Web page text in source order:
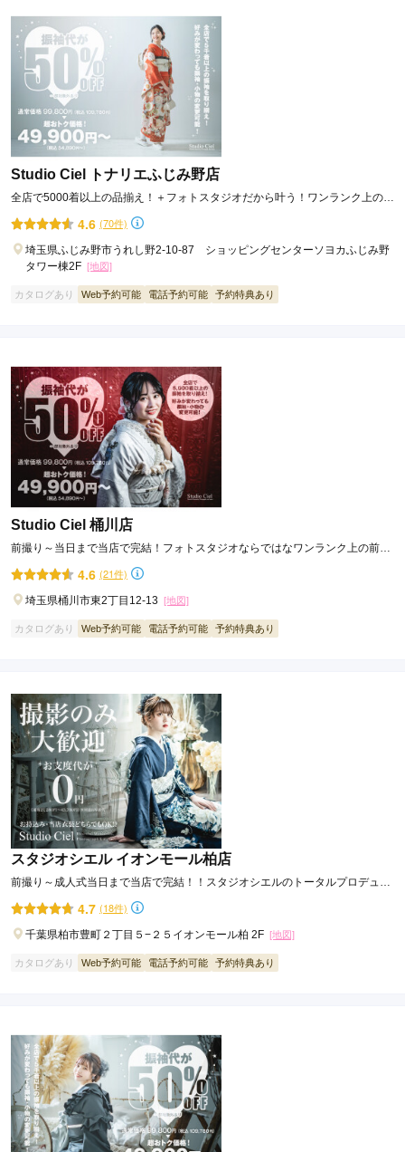
Studio Ciel トナリエふじみ野店
全店で5000着以上の品揃え！＋フォトスタジオだから叶う！ワンランク上のオ
4.6 (70件)
埼玉県ふじみ野市うれし野2-10-87 ショッピングセンターソヨカふじみ野
タワー棟2F [地図]
カタログあり Web予約可能 電話予約可能 予約特典あり
Studio Ciel 桶川店
前撮り～当日まで当店で完結！フォトスタジオならではなワンランク上の前撮
4.6 (21件)
埼玉県桶川市東2丁目12-13 [地図]
カタログあり Web予約可能 電話予約可能 予約特典あり
スタジオシエル イオンモール柏店
前撮り～成人式当日まで当店で完結！！スタジオシエルのトータルプロデュー
4.7 (18件)
千葉県柏市豊町２丁目５−２５イオンモール柏 2F [地図]
カタログあり Web予約可能 電話予約可能 予約特典あり